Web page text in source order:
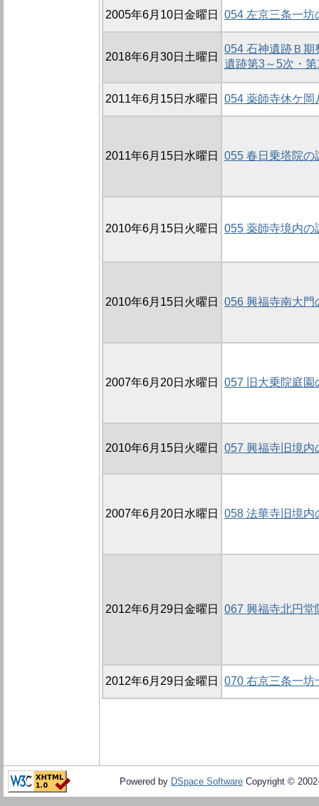
2005年6月10日金曜日 054 左京三条一坊
2018年6月30日土曜日
054 石神遺跡Ｂ期
遺跡第3～5次・
2011年6月15日水曜日 054 薬師寺休ケ岡
2011年6月15日水曜日 055 春日乗塔院の
2010年6月15日火曜日 055 薬師寺境内の
2010年6月15日火曜日 056 興福寺南大門
2007年6月20日水曜日 057 旧大乗院庭園
2010年6月15日火曜日 057 興福寺旧境内
2007年6月20日水曜日 058 法華寺旧境内
2012年6月29日金曜日 067 興福寺北円
2012年6月29日金曜日 070 右京三条一
Powered by DSpace Software Copyright ©